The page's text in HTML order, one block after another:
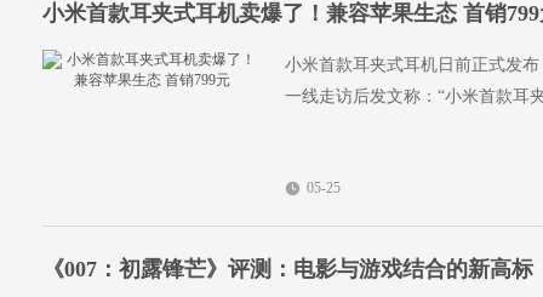
小米首款耳夹式耳机卖爆了！兼容苹果生态 首销
小米首款耳夹式耳机日前正式发
一线走访后发文称：“小米首款耳
05-25
《007：初露锋芒》评测：电影与游戏结合的新高标